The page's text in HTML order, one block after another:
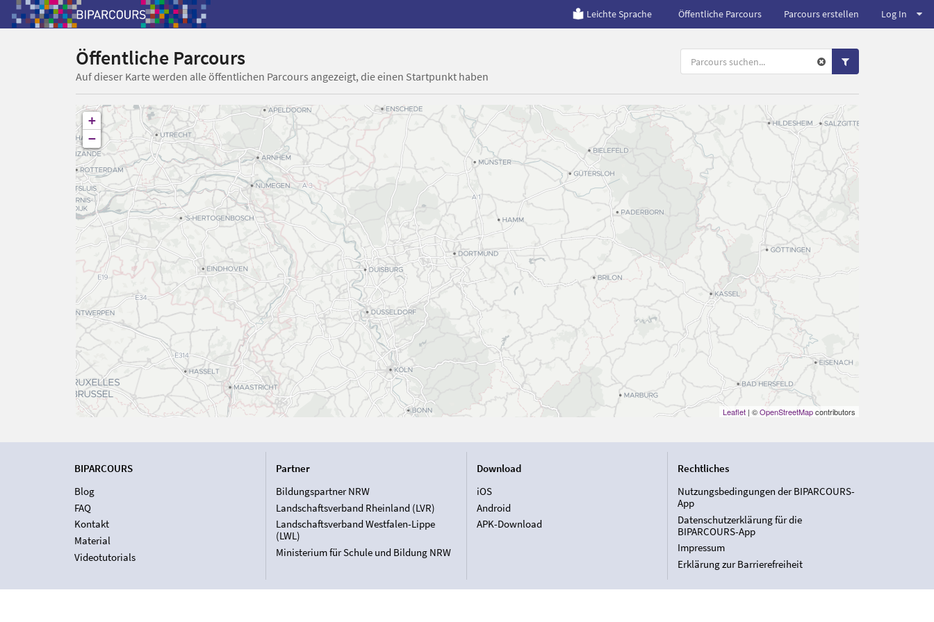
Leichte Sprache Öffentliche Parcours Parcours erstellen Log In
Öffentliche Parcours
Auf dieser Karte werden alle öffentlichen Parcours angezeigt, die einen Startpunkt haben
+
−
Leaflet| ©OpenStreetMapcontributors
BIPARCOURS
Blog
FAQ
Kontakt
Material
Videotutorials
Partner
Bildungspartner NRW
Landschaftsverband Rheinland (LVR)
Landschaftsverband Westfalen-Lippe
(LWL)
Ministerium für Schule und Bildung NRW
Download
iOS
Android
APK-Download
Rechtliches
Nutzungsbedingungen der BIPARCOURS-
App
Datenschutzerklärung für die
BIPARCOURS-App
Impressum
Erklärung zur Barrierefreiheit